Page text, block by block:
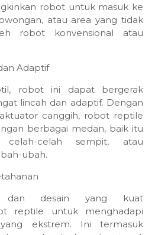
robot untuk masuk ke
atau area yang tidak
robot konvensional atau
Adaptif
robot ini dapat bergerak
lincah dan adaptif. Dengan
canggih, robot reptile
berbagai medan, baik itu
celah-celah sempit, atau
ubah.
dan desain yang kuat
reptile untuk menghadapi
ekstrem. Ini termasuk